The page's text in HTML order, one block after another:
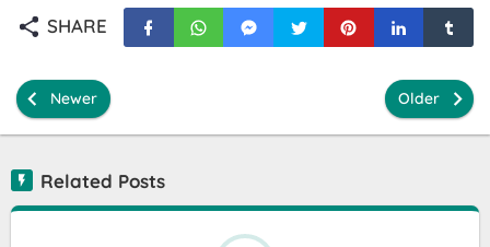
SHARE
Newer Older
Related Posts